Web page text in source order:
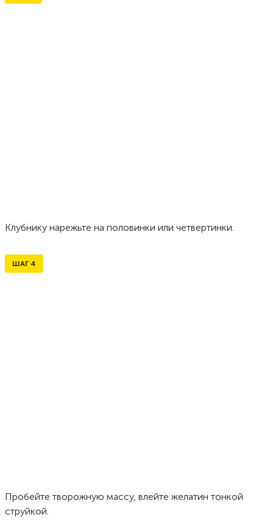
Клубнику нарежьте на половинки или четвертинки.
ШАГ 4
Пробейте творожную массу, влейте желатин тонкой
струйкой.